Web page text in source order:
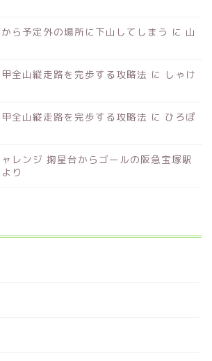
ら予定外の場所に下山してしまう に 山
全山縦走路を完歩する攻略法 に しゃけ
全山縦走路を完歩する攻略法 に ひろぽ
レンジ 掬星台からゴールの阪急宝塚駅
より